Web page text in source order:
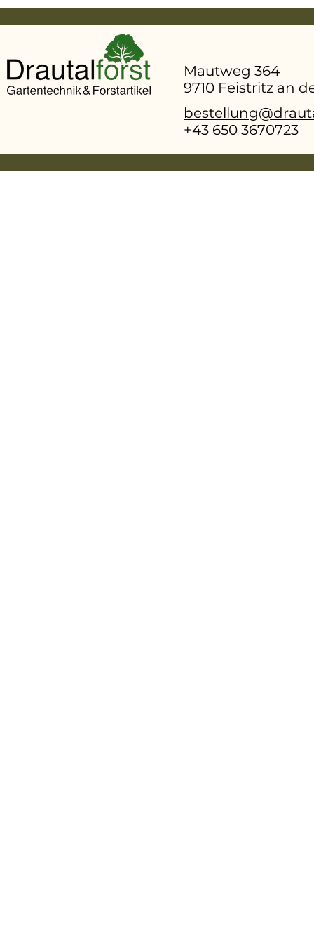
Mautweg 364
9710 Feistritz an
+43 650 3670723